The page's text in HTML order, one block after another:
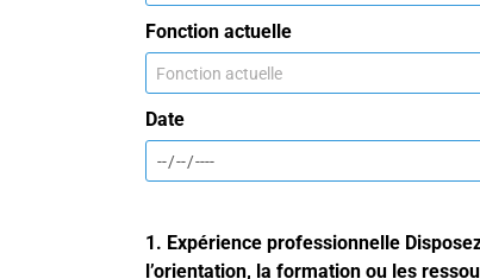
Fonction actuelle
Date
1. Expérience professionnelle
l’orientation, la formation ou les